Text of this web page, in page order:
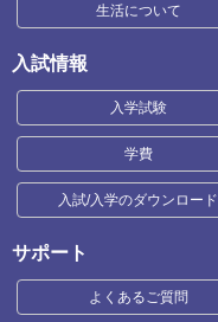
生活について
入試情報
入学試験
学費
入試/入学のダウンロード
サポート
よくあるご質問